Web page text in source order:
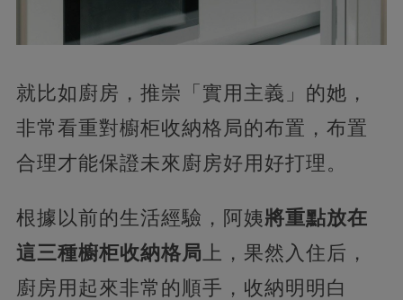
就比如廚房，推崇「實用主義」的她，
非常看重對櫥柜收納格局的布置，布置
合理才能保證未來廚房好用好打理。
根據以前的生活經驗，阿姨將重點放在
這三種‬櫥柜收納格局 上，果然入住后，
廚房用起來非常的順手，收納明明白